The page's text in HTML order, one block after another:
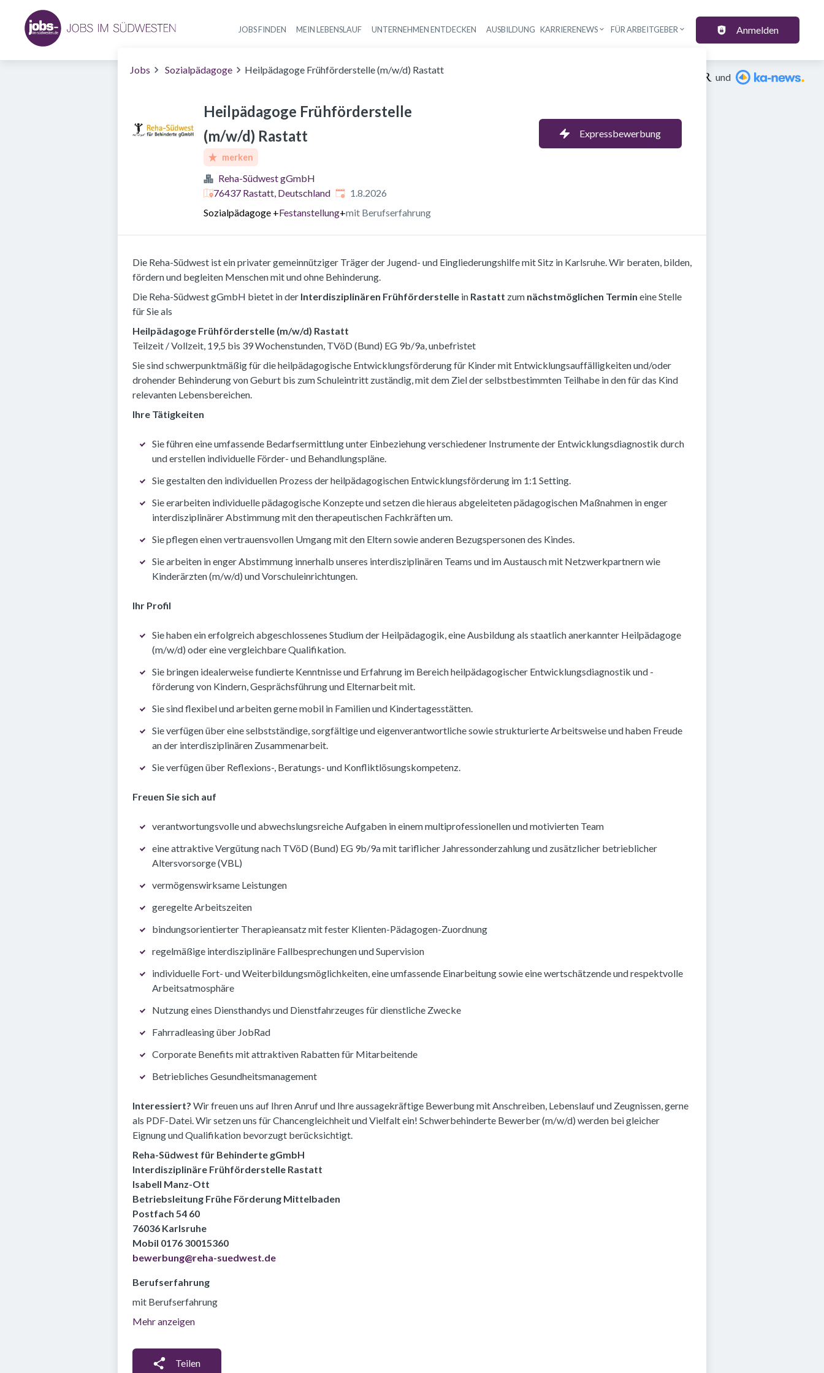
Haupt-Navigation
JOBS FINDEN MEIN LEBENSLAUF UNTERNEHMEN ENTDECKEN AUSBILDUNG KARRIERENEWS FÜR ARBEITGEBER Anmelden
und
Jobs Sozialpädagoge Heilpädagoge Frühförderstelle (m/w/d) Rastatt
Heilpädagoge Frühförderstelle
(m/w/d) Rastatt
merken
Reha-Südwest gGmbH
76437 Rastatt, Deutschland Veröffentlicht
1.8.2026
Sozialpädagoge +Festanstellung+mit Berufserfahrung
Expressbewerbung
Die Reha-Südwest ist ein privater gemeinnütziger Träger der Jugend- und Eingliederungshilfe mit Sitz in Karlsruhe. Wir beraten, bilden,
fördern und begleiten Menschen mit und ohne Behinderung.
Die Reha-Südwest gGmbH bietet in der Interdisziplinären Frühförderstelle in Rastatt zum nächstmöglichen Termin eine Stelle
für Sie als
Heilpädagoge Frühförderstelle (m/w/d) Rastatt
Teilzeit / Vollzeit, 19,5 bis 39 Wochenstunden, TVöD (Bund) EG 9b/9a, unbefristet
Sie sind schwerpunktmäßig für die heilpädagogische Entwicklungsförderung für Kinder mit Entwicklungsauffälligkeiten und/oder
drohender Behinderung von Geburt bis zum Schuleintritt zuständig, mit dem Ziel der selbstbestimmten Teilhabe in den für das Kind
relevanten Lebensbereichen.
Ihre Tätigkeiten
Sie führen eine umfassende Bedarfsermittlung unter Einbeziehung verschiedener Instrumente der Entwicklungsdiagnostik durch
und erstellen individuelle Förder- und Behandlungspläne.
Sie gestalten den individuellen Prozess der heilpädagogischen Entwicklungsförderung im 1:1 Setting.
Sie erarbeiten individuelle pädagogische Konzepte und setzen die hieraus abgeleiteten pädagogischen Maßnahmen in enger
interdisziplinärer Abstimmung mit den therapeutischen Fachkräften um.
Sie pflegen einen vertrauensvollen Umgang mit den Eltern sowie anderen Bezugspersonen des Kindes.
Sie arbeiten in enger Abstimmung innerhalb unseres interdisziplinären Teams und im Austausch mit Netzwerkpartnern wie
Kinderärzten (m/w/d) und Vorschuleinrichtungen.
Ihr Profil
Sie haben ein erfolgreich abgeschlossenes Studium der Heilpädagogik, eine Ausbildung als staatlich anerkannter Heilpädagoge
(m/w/d) oder eine vergleichbare Qualifikation.
Sie bringen idealerweise fundierte Kenntnisse und Erfahrung im Bereich heilpädagogischer Entwicklungsdiagnostik und -
förderung von Kindern, Gesprächsführung und Elternarbeit mit.
Sie sind flexibel und arbeiten gerne mobil in Familien und Kindertagesstätten.
Sie verfügen über eine selbstständige, sorgfältige und eigenverantwortliche sowie strukturierte Arbeitsweise und haben Freude
an der interdisziplinären Zusammenarbeit.
Sie verfügen über Reflexions-, Beratungs- und Konfliktlösungskompetenz.
Freuen Sie sich auf
verantwortungsvolle und abwechslungsreiche Aufgaben in einem multiprofessionellen und motivierten Team
eine attraktive Vergütung nach TVöD (Bund) EG 9b/9a mit tariflicher Jahressonderzahlung und zusätzlicher betrieblicher
Altersvorsorge (VBL)
vermögenswirksame Leistungen
geregelte Arbeitszeiten
bindungsorientierter Therapieansatz mit fester Klienten-Pädagogen-Zuordnung
regelmäßige interdisziplinäre Fallbesprechungen und Supervision
individuelle Fort- und Weiterbildungsmöglichkeiten, eine umfassende Einarbeitung sowie eine wertschätzende und respektvolle
Arbeitsatmosphäre
Nutzung eines Diensthandys und Dienstfahrzeuges für dienstliche Zwecke
Fahrradleasing über JobRad
Corporate Benefits mit attraktiven Rabatten für Mitarbeitende
Betriebliches Gesundheitsmanagement
Interessiert? Wir freuen uns auf Ihren Anruf und Ihre aussagekräftige Bewerbung mit Anschreiben, Lebenslauf und Zeugnissen, gerne
als PDF-Datei. Wir setzen uns für Chancengleichheit und Vielfalt ein! Schwerbehinderte Bewerber (m/w/d) werden bei gleicher
Eignung und Qualifikation bevorzugt berücksichtigt.
Reha-Südwest für Behinderte gGmbH
Interdisziplinäre Frühförderstelle Rastatt
Isabell Manz-Ott
Betriebsleitung Frühe Förderung Mittelbaden
Postfach 54 60
76036 Karlsruhe
Mobil 0176 30015360
bewerbung@reha-suedwest.de
Berufserfahrung
mit Berufserfahrung
Mehr anzeigen
Teilen